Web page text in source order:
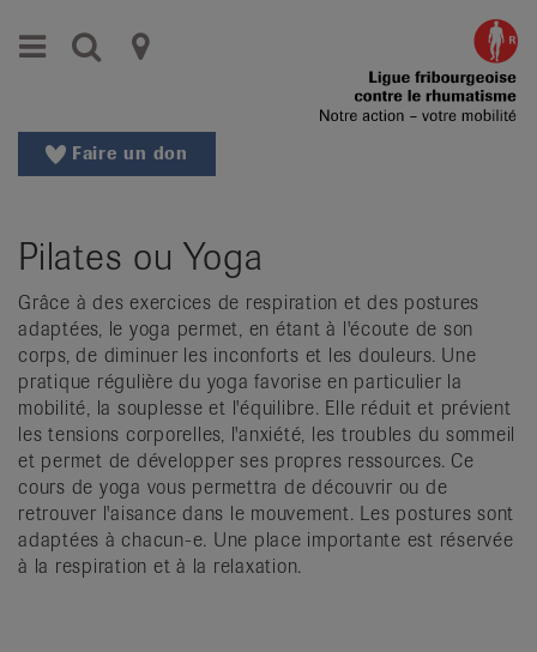
vers
au
Aller
Changer
région
Changer
de
langue:
de
Faire un don
Pilates ou Yoga
Grâce à des exercices de respiration et des postures
adaptées, le yoga permet, en étant à l'écoute de son
corps, de diminuer les inconforts et les douleurs. Une
pratique régulière du yoga favorise en particulier la
mobilité, la souplesse et l'équilibre. Elle réduit et prévient
les tensions corporelles, l'anxiété, les troubles du sommeil
et permet de développer ses propres ressources. Ce
cours de yoga vous permettra de découvrir ou de
retrouver l'aisance dans le mouvement. Les postures sont
adaptées à chacun-e. Une place importante est réservée
à la respiration et à la relaxation.
Menu Recherche
Ligues
contre
le
|
Organisations
nationales
de
patients